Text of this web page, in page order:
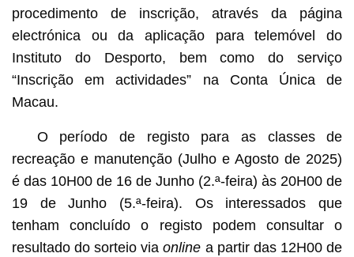
procedimento de inscrição, através da página
electrónica ou da aplicação para telemóvel do
Instituto do Desporto, bem como do serviço
“Inscrição em actividades” na Conta Única de
Macau.
O período de registo para as classes de
recreação e manutenção (Julho e Agosto de 2025)
é das 10H00 de 16 de Junho (2.ª-feira) às 20H00 de
19 de Junho (5.ª-feira). Os interessados que
tenham concluído o registo podem consultar o
resultado do sorteio viaonline a partir das 12H00 de